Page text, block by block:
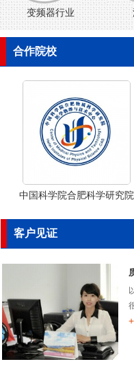
变频器行业
合作院校
中国科学院合肥科学研究院
客户见证